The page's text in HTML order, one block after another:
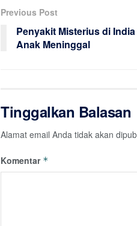
Previous Post
Penyakit Misterius di
Anak Meninggal
Tinggalkan Balasan
Alamat email Anda tidak akan
Komentar *